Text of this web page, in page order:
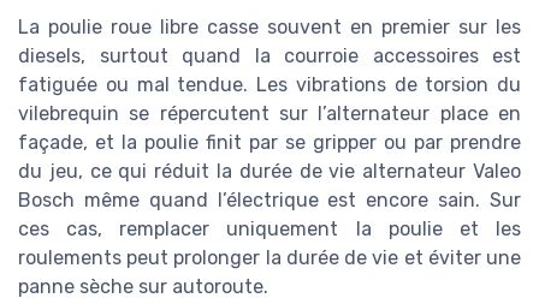
La poulie roue libre casse souvent en premier sur les
diesels, surtout quand la courroie accessoires est
fatiguée ou mal tendue. Les vibrations de torsion du
vilebrequin se répercutent sur l’alternateur place en
façade, et la poulie finit par se gripper ou par prendre
du jeu, ce qui réduit la durée de vie alternateur Valeo
Bosch même quand l’électrique est encore sain. Sur
ces cas, remplacer uniquement la poulie et les
roulements peut prolonger la durée de vie et éviter une
panne sèche sur autoroute.